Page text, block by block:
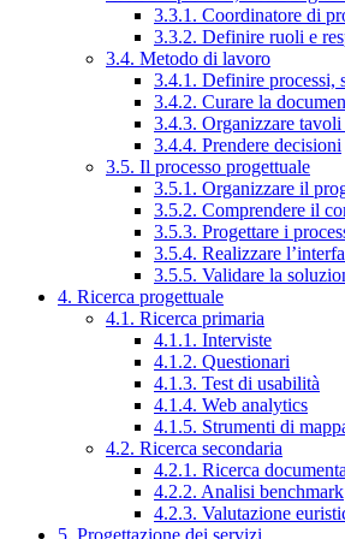
3.3.1. Coordinatore di
3.3.2. Definire ruoli e
3.4. Metodo di lavoro
3.4.1. Definire processi,
3.4.2. Curare la
3.4.3. Organizzare
3.4.4. Prendere decisioni
3.5. Il processo progettuale
3.5.1. Organizzare il
3.5.2. Comprendere il
3.5.3. Progettare i
3.5.4. Realizzare
3.5.5. Validare la
4. Ricerca progettuale
4.1. Ricerca primaria
4.1.1. Interviste
4.1.2. Questionari
4.1.3. Test di usabilità
4.1.4. Web analytics
4.1.5. Strumenti di
4.2. Ricerca secondaria
4.2.1. Ricerca
4.2.2. Analisi benchmark
4.2.3. Valutazione
5. Progettazione dei servizi